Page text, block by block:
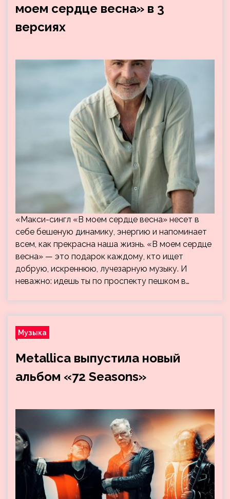
моем сердце весна» в 3
версиях
«Макси-сингл «В моем сердце весна» несет в
себе бешеную динамику, энергию и напоминает
всем, как прекрасна наша жизнь. «В моем сердце
весна» — это подарок каждому, кто ищет
добрую, искреннюю, лучезарную музыку. И
неважно: идешь ты по проспекту пешком в…
Музыка
Metallica выпустила новый
альбом «72 Seasons»